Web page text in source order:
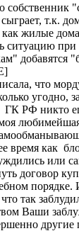
собственник
сыграет, т.к.
жилые
ситуацию
добавятся
что
угодно,
ГК РФ никто
время как
или
договор
так
Ваши
другие